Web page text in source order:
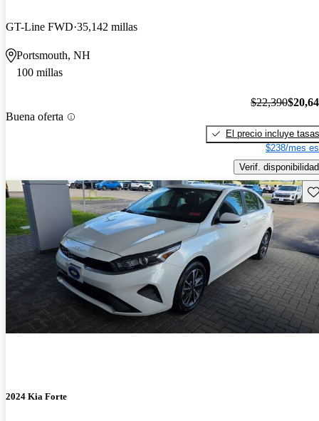
GT-Line FWD 35,142 millas
Portsmouth, NH
100 millas
Buena oferta
$22,390
El precio incluye tasas
$238/mes
Verif. disponibilidad
2024 Kia Forte